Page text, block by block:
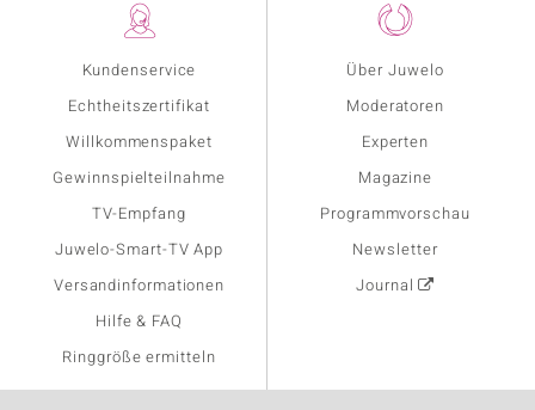
Kundenservice
Echtheitszertifikat
Willkommenspaket
Gewinnspielteilnahme
TV-Empfang
Juwelo-Smart-TV App
Versandinformationen
Hilfe & FAQ
Ringgröße ermitteln
Über Juwelo
Moderatoren
Experten
Magazine
Programmvorschau
Newsletter
Journal